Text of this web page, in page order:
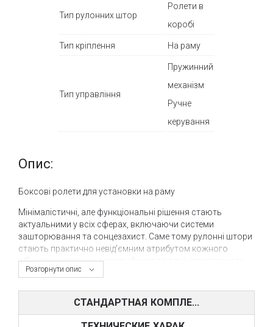
Тип рулонних штор
Ролети в
коробі
Тип кріплення На раму
Тип управління
Пружинний
механізм
Ручне
керування
Розгорнути опис
Опис:
Боксові ролети для установки на раму
Мінімалістичні, але функціональні рішення стають
актуальними у всіх сферах, включаючи системи
зашторювання та сонцезахист. Саме тому рулонні штори
стають практично невід'ємним атрибутом кожного
об'єкта житлового, комерційного та адміністративного
призначення. Тканинні ролети незамінні для сонцезахисту
офісах, а також закладах комерційного характеру.
Італійська фабрика Моттура пропонує широкий
СТАНДАРТНАЯ КОМПЛЕ...